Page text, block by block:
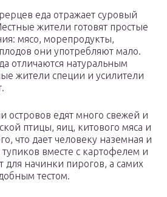
еда отражает суровый
жители готовят простые
мясо, морепродукты,
они употребляют мало.
отличаются натуральным
жители специи и усилители
островов едят много свежей и
птицы, яиц, китового мяса и
что дает человеку наземная и
вместе с картофелем и
для начинки пирогов, а самих
тестом.